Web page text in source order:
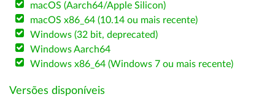
macOS (Aarch64/Apple Silicon)
macOS x86_64 (10.14 ou mais recente)
Windows (32 bit, deprecated)
Windows Aarch64
Windows x86_64 (Windows 7 ou mais recente)
Versões disponíveis